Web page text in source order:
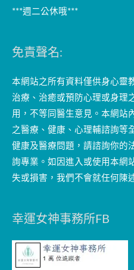
***週二公休哦***
免責聲名:
本網站之所有資料僅供身心靈
治療、治癒或預防心理或身理
用，不等同醫生意見。本網站
之醫療、健康、心理輔諮詢等
健康及醫療問題，請諮詢你的
詢專業。如因進入或使用本網
失或損害，我們不會就任何陳
幸運女神事務所FB